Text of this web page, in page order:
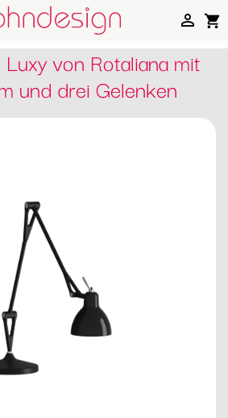
shopping_cart

von Rotaliana mit
und drei Gelenken